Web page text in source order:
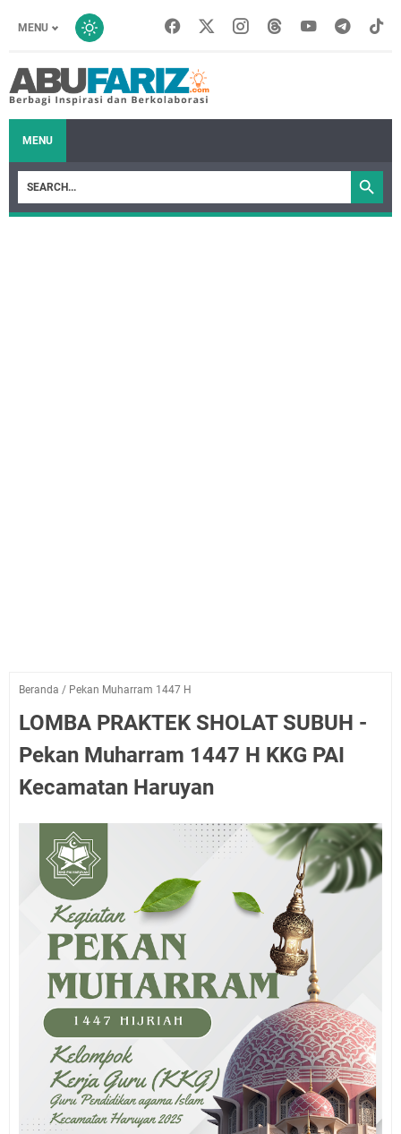
MENU
MENU
Beranda / Pekan Muharram 1447 H
LOMBA PRAKTEK SHOLAT SUBUH -
Pekan Muharram 1447 H KKG PAI
Kecamatan Haruyan